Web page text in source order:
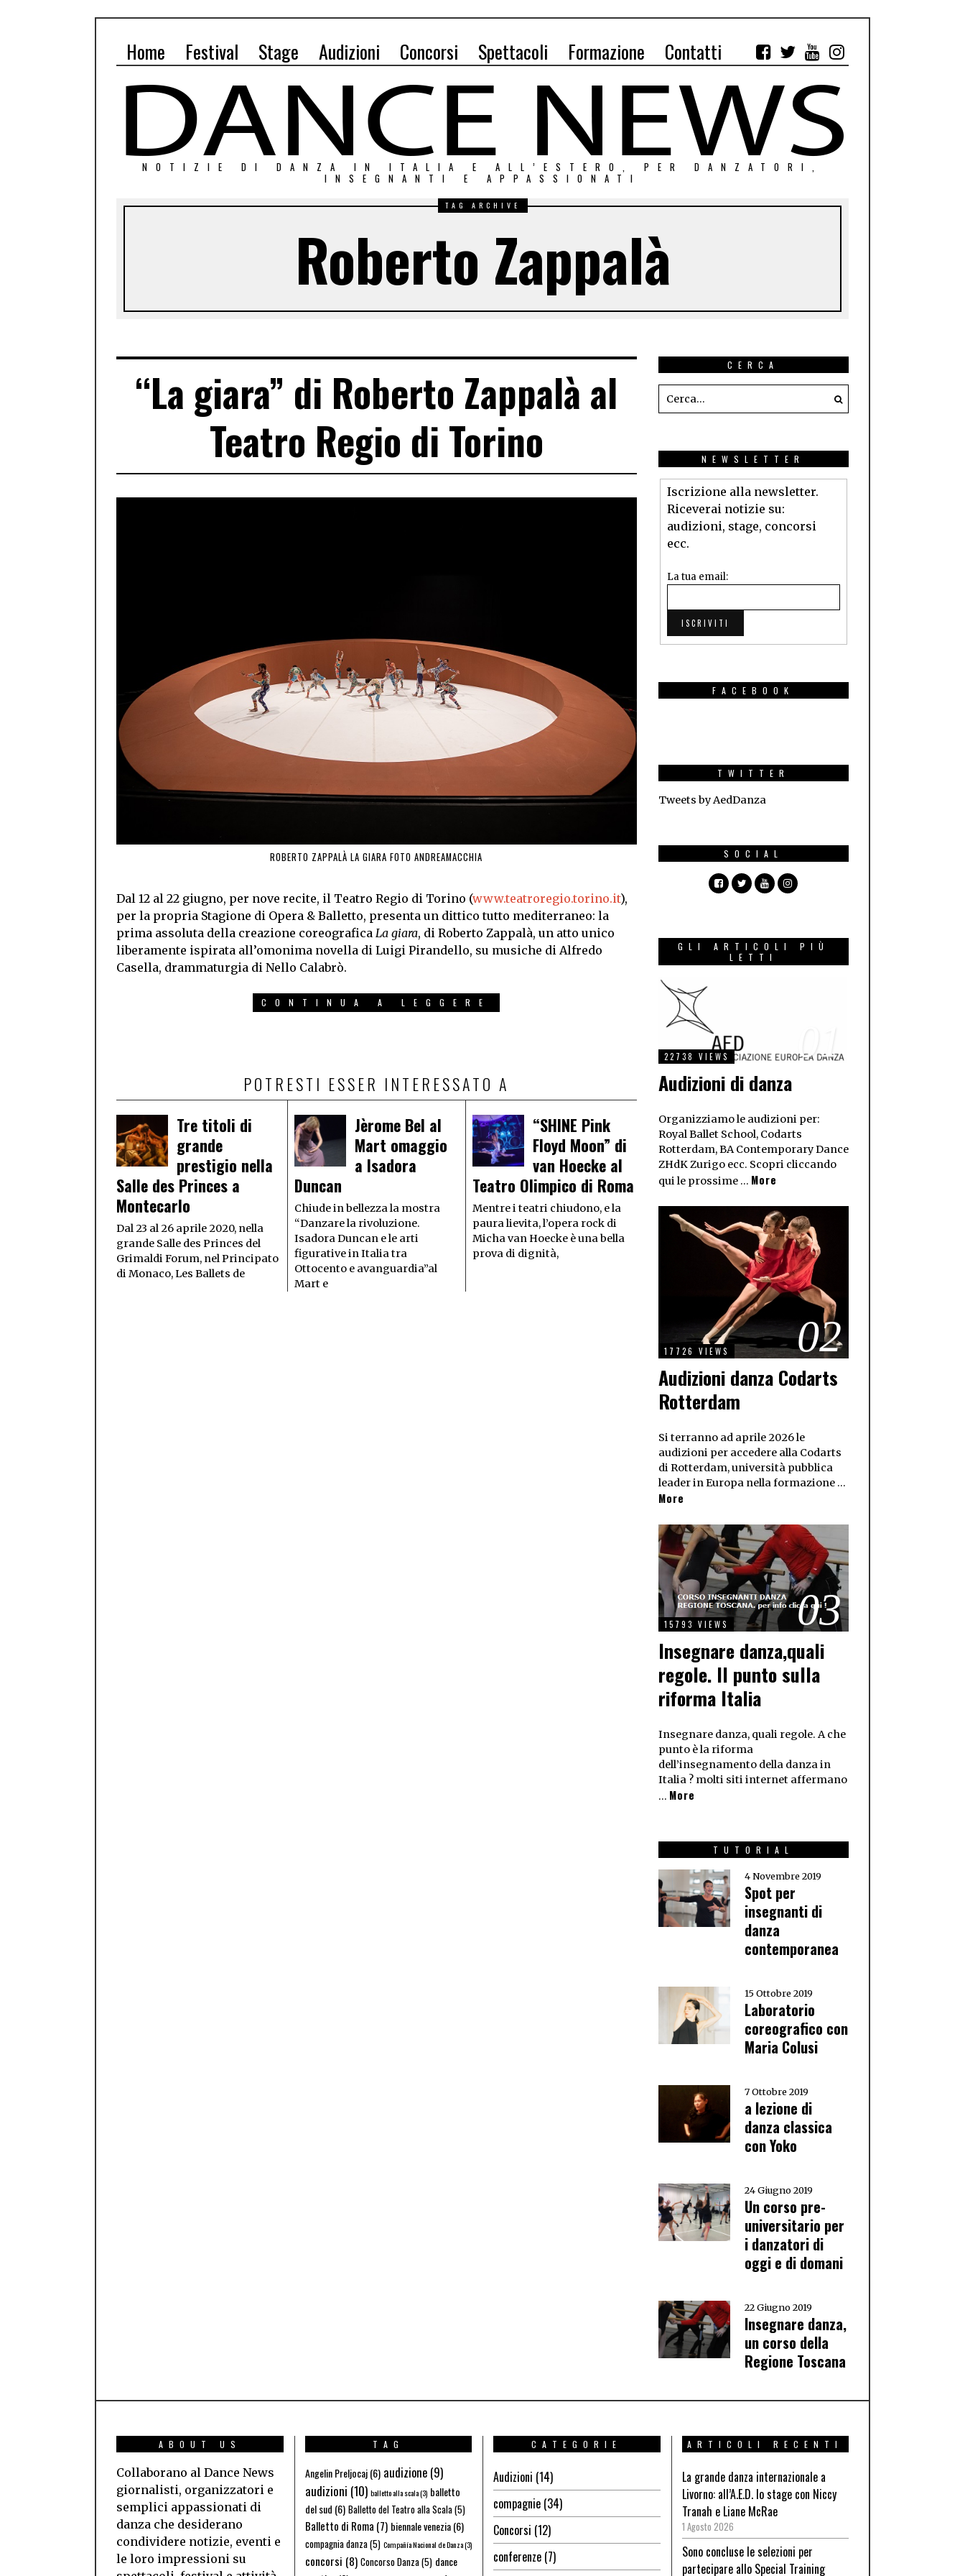
Home Festival Stage Audizioni Concorsi Spettacoli Formazione Contatti
NOTIZIE DI DANZA IN ITALIA E ALL’ESTERO, PER DANZATORI,
INSEGNANTI E APPASSIONATI
TAG ARCHIVE
Roberto Zappalà
“La giara” di Roberto Zappalà al
Teatro Regio di Torino
ROBERTO ZAPPALÀ LA GIARA FOTO ANDREAMACCHIA
Dal 12 al 22 giugno, per nove recite, il Teatro Regio di Torino (www.teatroregio.torino.it),
per la propria Stagione di Opera & Balletto, presenta un dittico tutto mediterraneo: la
prima assoluta della creazione coreografica La giara, di Roberto Zappalà, un atto unico
liberamente ispirata all’omonima novella di Luigi Pirandello, su musiche di Alfredo
Casella, drammaturgia di Nello Calabrò.
CONTINUA A LEGGERE
POTRESTI ESSER INTERESSATO A
Tre titoli di
grande
prestigio nella
Salle des Princes a
Montecarlo
Dal 23 al 26 aprile 2020, nella
grande Salle des Princes del
Grimaldi Forum, nel Principato
di Monaco, Les Ballets de
Jèrome Bel al
Mart omaggio
a Isadora
Duncan
Chiude in bellezza la mostra
“Danzare la rivoluzione.
Isadora Duncan e le arti
figurative in Italia tra
Ottocento e avanguardia”al
Mart e
“SHINE Pink
Floyd Moon” di
van Hoecke al
Teatro Olimpico di Roma
Mentre i teatri chiudono, e la
paura lievita, l’opera rock di
Micha van Hoecke è una bella
prova di dignità,
CERCA
NEWSLETTER
Iscrizione alla newsletter.
Riceverai notizie su:
audizioni, stage, concorsi
ecc.
La tua email:
FACEBOOK
TWITTER
Tweets by AedDanza
SOCIAL
GLI ARTICOLI PIÙ
LETTI
01
22738 VIEWS
Audizioni di danza
Organizziamo le audizioni per:
Royal Ballet School, Codarts
Rotterdam, BA Contemporary Dance
ZHdK Zurigo ecc. Scopri cliccando
qui le prossime … More
02
17726 VIEWS
Audizioni danza Codarts
Rotterdam
Si terranno ad aprile 2026 le
audizioni per accedere alla Codarts
di Rotterdam, università pubblica
leader in Europa nella formazione …
More
03
15793 VIEWS
Insegnare danza,quali
regole. Il punto sulla
riforma Italia
Insegnare danza, quali regole. A che
punto è la riforma
dell’insegnamento della danza in
Italia ? molti siti internet affermano
… More
TUTORIAL
4 Novembre 2019
Spot per
insegnanti di
danza
contemporanea
15 Ottobre 2019
Laboratorio
coreografico con
Maria Colusi
7 Ottobre 2019
a lezione di
danza classica
con Yoko
24 Giugno 2019
Un corso pre-
universitario per
i danzatori di
oggi e di domani
22 Giugno 2019
Insegnare danza,
un corso della
Regione Toscana
ABOUT US
Collaborano al Dance News
giornalisti, organizzatori e
semplici appassionati di
danza che desiderano
condividere notizie, eventi e
le loro impressioni su
TAG
Angelin Preljocaj(6) audizione(9)
audizioni (10) balletto alla scala(3) balletto
del sud (6) Balletto del Teatro alla Scala(5)
Balletto di Roma (7) biennale venezia(6)
compagnia danza(5) Compañía Nacional de Danza(3)
concorsi (8) Concorso Danza(5) dance
CATEGORIE
Audizioni (14)
compagnie (34)
Concorsi (12)
conferenze (7)
ARTICOLI RECENTI
La grande danza internazionale a
Livorno: all’A.E.D. lo stage con Niccy
Tranah e Liane McRae
1 Agosto 2026
Sono concluse le selezioni per
partecipare allo Special Training